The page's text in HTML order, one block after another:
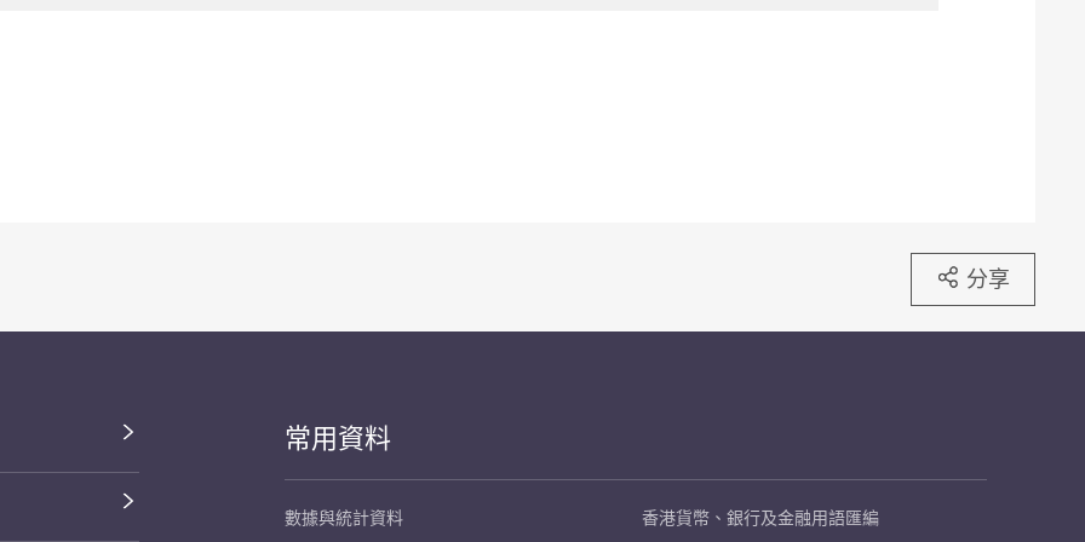
分享
常用資料
數據與統計資料 香港貨幣、銀行及金融用語匯編